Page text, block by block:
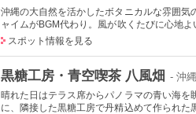
沖縄の大自然を活かしたボタニカルな雰囲
ャイムがBGM代わり。風が吹くたびに心地
スポット情報を見る
黒糖工房・青空喫茶 八風畑 - 沖
晴れた日はテラス席からパノラマの青い海
に、隣接した黒糖工房で丹精込めて作られた